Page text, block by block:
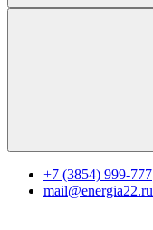
+7 (3854) 999-777
mail@energia22.ru